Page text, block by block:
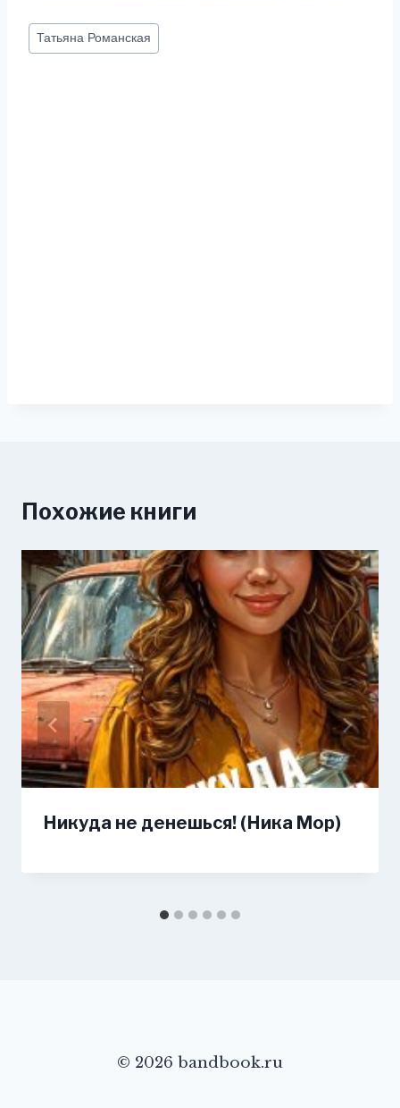
Метки
записи:
Татьяна Романская
Похожие книги
Никуда не денешься! (Ника Мор)
© 2026 bandbook.ru